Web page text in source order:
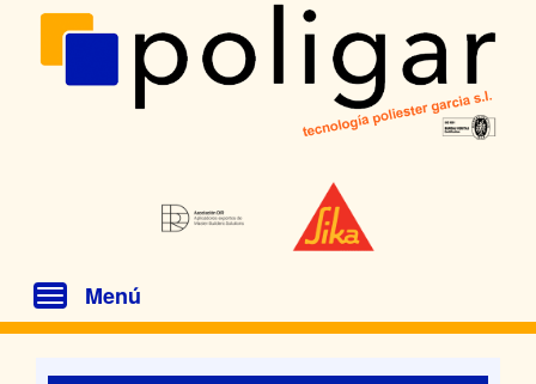
Toggle
navigation
Menú